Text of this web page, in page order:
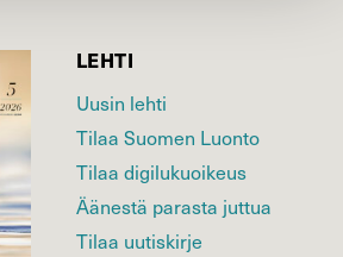
LEHTI
Uusin lehti
Tilaa Suomen Luonto
Tilaa digilukuoikeus
Äänestä parasta juttua
Tilaa uutiskirje